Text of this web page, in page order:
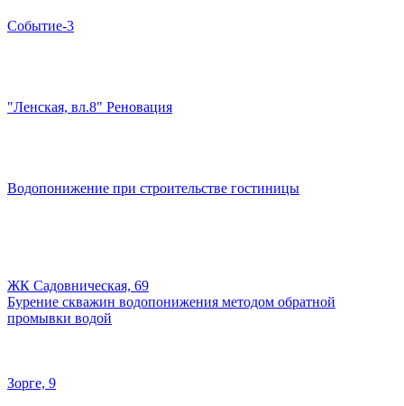
Событие-3
"Ленская, вл.8" Реновация
Водопонижение при строительстве гостиницы
ЖК Садовническая, 69
Бурение скважин водопонижения методом обратной
промывки водой
Зорге, 9